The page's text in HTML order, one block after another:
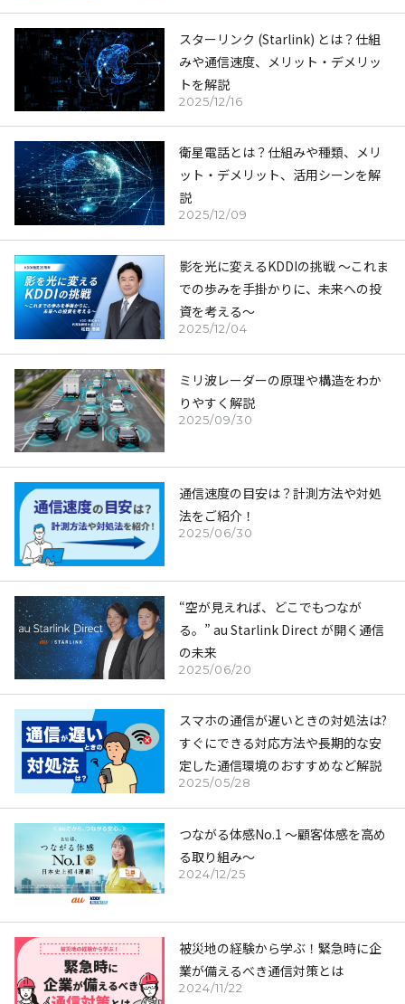
2025/12/16
スターリンク (Starlink) とは？仕組
みや通信速度、メリット・デメリッ
トを解説
2025/12/09
衛星電話とは？仕組みや種類、メリ
ット・デメリット、活用シーンを解
説
2025/12/04
影を光に変えるKDDIの挑戦 ～これま
での歩みを手掛かりに、未来への投
資を考える～
2025/09/30
ミリ波レーダーの原理や構造をわか
りやすく解説
2025/06/30
通信速度の目安は？計測方法や対処
法をご紹介！
2025/06/20
“空が見えれば、どこでもつなが
る。” au Starlink Direct が開く通信
の未来
2025/05/28
スマホの通信が遅いときの対処法は?
すぐにできる対応方法や長期的な安
定した通信環境のおすすめなど解説
2024/12/25
つながる体感No.1 ～顧客体感を高め
る取り組み～
2024/11/22
被災地の経験から学ぶ！緊急時に企
業が備えるべき通信対策とは